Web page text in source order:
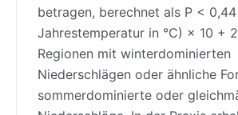
betragen, berechnet als P <
Jahrestemperatur in °C) × 10 +
Regionen mit winterdominierten
Niederschlägen oder ähnliche
sommerdominierte oder